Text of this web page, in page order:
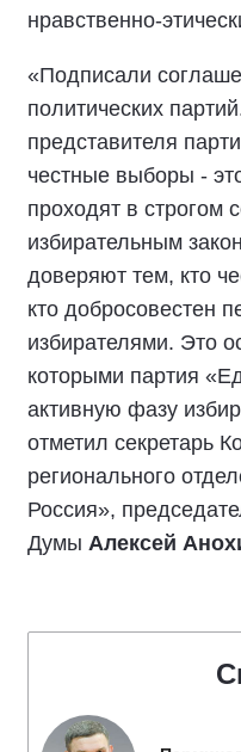
нравственно-
«Подписали
политических
представителя
честные выборы -
доверяют тем, кто
кто добросовестен
которыми партия